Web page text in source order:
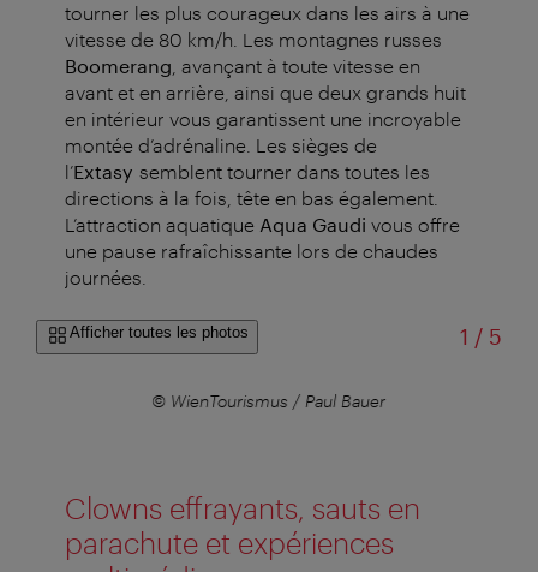
tourner les plus courageux dans les airs à une
vitesse de 80 km/h. Les montagnes russes
Boomerang , avançant à toute vitesse en
avant et en arrière, ainsi que deux grands huit
en intérieur vous garantissent une incroyable
montée d’adrénaline. Les sièges de
l’Extasy semblent tourner dans toutes les
directions à la fois, tête en bas également.
L’attraction aquatique Aqua Gaudi vous offre
une pause rafraîchissante lors de chaudes
journées.
Afficher toutes les photos 1 /sur
5
© WienTourismus / Paul Bauer
Clowns effrayants, sauts en
parachute et expériences